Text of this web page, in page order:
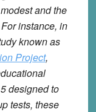
and the
instance, in
known as
Project,
designed to
tests, these